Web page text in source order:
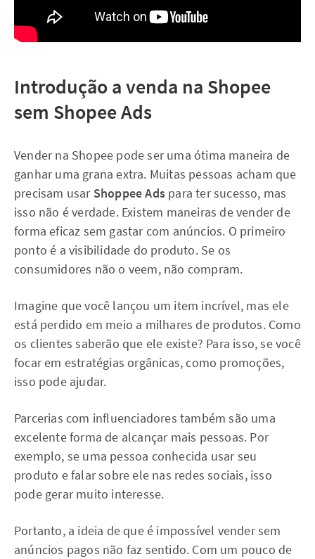
Introdução a venda na Shopee
sem Shopee Ads
Vender na Shopee pode ser uma ótima maneira de
ganhar uma grana extra. Muitas pessoas acham que
precisam usar Shoppee Ads para ter sucesso, mas
isso não é verdade. Existem maneiras de vender de
forma eficaz sem gastar com anúncios. O primeiro
ponto é a visibilidade do produto. Se os
consumidores não o veem, não compram.
Imagine que você lançou um item incrível, mas ele
está perdido em meio a milhares de produtos. Como
os clientes saberão que ele existe? Para isso, se você
focar em estratégias orgânicas, como promoções,
isso pode ajudar.
Parcerias com influenciadores também são uma
excelente forma de alcançar mais pessoas. Por
exemplo, se uma pessoa conhecida usar seu
produto e falar sobre ele nas redes sociais, isso
pode gerar muito interesse.
Portanto, a ideia de que é impossível vender sem
anúncios pagos não faz sentido. Com um pouco de